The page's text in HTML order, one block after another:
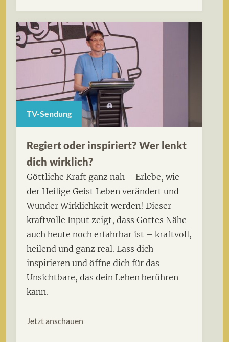
TV-Sendung
Regiert oder inspiriert? Wer lenkt
dich wirklich?
Göttliche Kraft ganz nah – Erlebe, wie
der Heilige Geist Leben verändert und
Wunder Wirklichkeit werden! Dieser
kraftvolle Input zeigt, dass Gottes Nähe
auch heute noch erfahrbar ist – kraftvoll,
heilend und ganz real. Lass dich
inspirieren und öffne dich für das
Unsichtbare, das dein Leben berühren
kann.
Jetzt anschauen